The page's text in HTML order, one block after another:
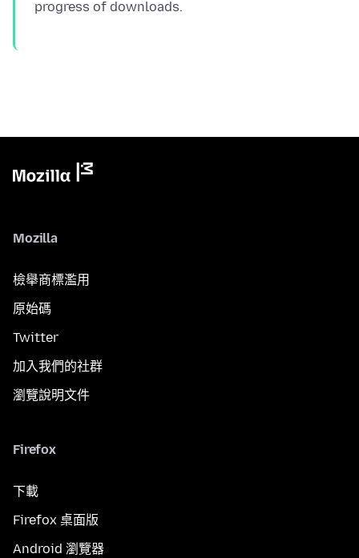
Mozilla
檢舉商標濫用
原始碼
Twitter
加入我們的社群
瀏覽說明文件
Firefox
下載
Firefox 桌面版
Android 瀏覽器